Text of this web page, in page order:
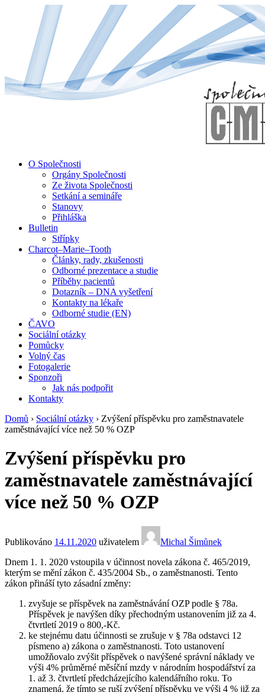
Content
O Společnosti
Orgány Společnosti
Ze života Společnosti
Setkání a semináře
Stanovy
Přihláška
Bulletin
Střípky
Charcot–Marie–Tooth
Články, rady, zkušenosti
Odborné prezentace a studie
Příběhy pacientů
Dotazník – DNA vyšetření
Kontakty na lékaře
Odborné studie (EN)
ČAVO
Sociální otázky
Pomůcky
Volný čas
Fotogalerie
Sponzoři
Jak nás podpořit
Kontakty
Domů › Sociální otázky › Zvýšení příspěvku pro zaměstnavatele
zaměstnávající více než 50 % OZP
Zvýšení příspěvku pro
zaměstnavatele zaměstnávající
více než 50 % OZP
Publikováno 14.11.2020 uživatelem
Michal Šimůnek
Dnem 1. 1. 2020 vstoupila v účinnost novela zákona č. 465/2019,
kterým se mění zákon č. 435/2004 Sb., o zaměstnanosti. Tento
zákon přináší tyto zásadní změny:
zvyšuje se příspěvek na zaměstnávání OZP podle § 78a.
Příspěvek je navýšen díky přechodným ustanovením již za 4.
čtvrtletí 2019 o 800,-Kč.
ke stejnému datu účinnosti se zrušuje v § 78a odstavci 12
písmeno a) zákona o zaměstnanosti. Toto ustanovení
umožňovalo zvýšit příspěvek o navýšené správní náklady ve
výši 4% průměrné měsíční mzdy v národním hospodářství za
1. až 3. čtvrtletí předcházejícího kalendářního roku. To
znamená, že tímto se ruší zvýšení příspěvku ve výši 4 % již za